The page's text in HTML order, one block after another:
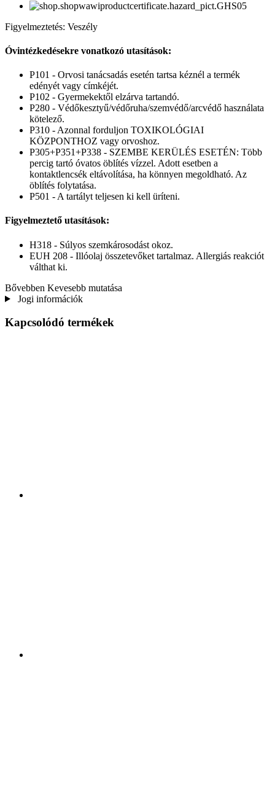
Figyelmeztetés: Veszély
Óvintézkedésekre vonatkozó utasítások:
P101 - Orvosi tanácsadás esetén tartsa kéznél a termék
edényét vagy címkéjét.
P102 - Gyermekektől elzárva tartandó.
P280 - Védőkesztyű/védőruha/szemvédő/arcvédő használata
kötelező.
P310 - Azonnal forduljon TOXIKOLÓGIAI
KÖZPONTHOZ vagy orvoshoz.
P305+P351+P338 - SZEMBE KERÜLÉS ESETÉN: Több
percig tartó óvatos öblítés vízzel. Adott esetben a
kontaktlencsék eltávolítása, ha könnyen megoldható. Az
öblítés folytatása.
P501 - A tartályt teljesen ki kell üríteni.
Figyelmeztető utasítások:
H318 - Súlyos szemkárosodást okoz.
EUH 208 - Illóolaj összetevőket tartalmaz. Allergiás reakciót
válthat ki.
Bővebben Kevesebb mutatása
Jogi információk
Kapcsolódó termékek